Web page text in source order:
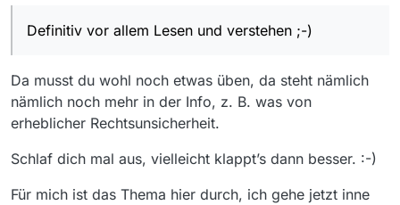
Definitiv vor allem Lesen und verstehen ;-)
Da musst du wohl noch etwas üben, da steht nämlich
nämlich noch mehr in der Info, z. B. was von
erheblicher Rechtsunsicherheit.
Schlaf dich mal aus, vielleicht klappt’s dann besser. :-)
Für mich ist das Thema hier durch, ich gehe jetzt inne